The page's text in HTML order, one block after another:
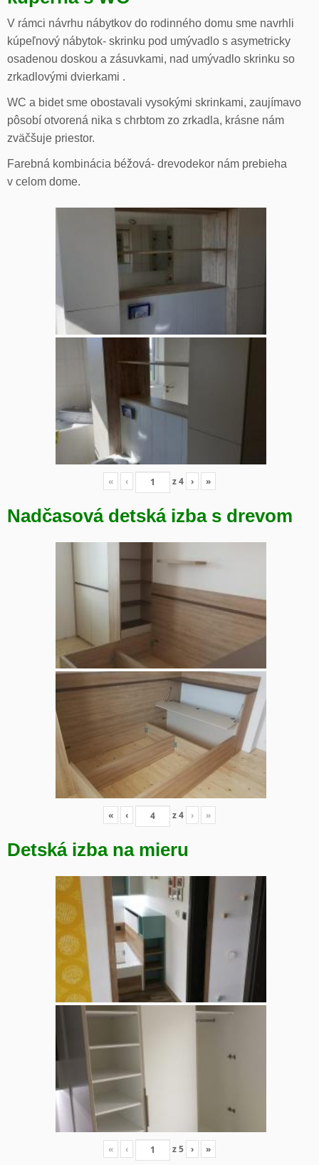
V rámci návrhu nábytkov do rodinného domu sme navrhli
kúpeľnový nábytok- skrinku pod umývadlo s asymetricky
osadenou doskou a zásuvkami, nad umývadlo skrinku so
zrkadlovými dvierkami .
WC a bidet sme obostavali vysokými skrinkami, zaujímavo
pôsobí otvorená nika s chrbtom zo zrkadla, krásne nám
zväčšuje priestor.
Farebná kombinácia béžová- drevodekor nám prebieha
v celom dome.
« ‹ z4 › »
Nadčasová detská izba s drevom
« ‹ z4 › »
Detská izba na mieru
« ‹ z5 › »